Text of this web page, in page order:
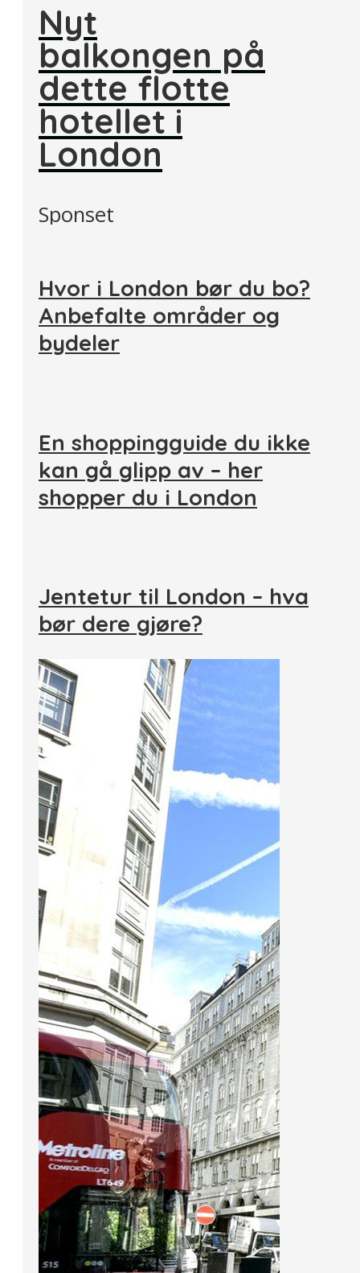
Nyt
balkongen på
dette flotte
hotellet i
London
Sponset
Hvor i London bør du bo?
Anbefalte områder og
bydeler
En shoppingguide du ikke
kan gå glipp av – her
shopper du i London
Jentetur til London – hva
bør dere gjøre?